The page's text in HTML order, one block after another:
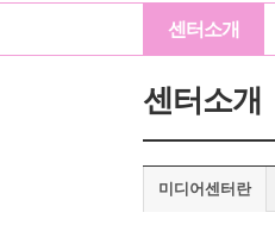
센터소개
센터소개
미디어센터란